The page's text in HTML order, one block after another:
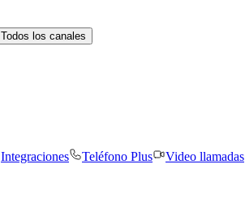
Todos los canales
Integraciones Teléfono Plus Video llamadas